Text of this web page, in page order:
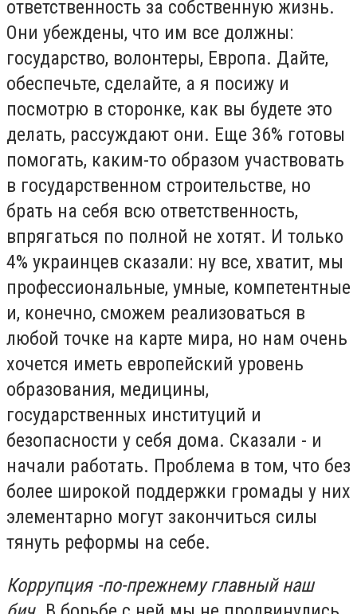
ответственность за собственную жизнь.
Они убеждены, что им все должны:
государство, волонтеры, Европа. Дайте,
обеспечьте, сделайте, а я посижу и
посмотрю в сторонке, как вы будете это
делать, рассуждают они. Еще 36% готовы
помогать, каким-то образом участвовать
в государственном строительстве, но
брать на себя всю ответственность,
впрягаться по полной не хотят. И только
4% украинцев сказали: ну все, хватит, мы
профессиональные, умные, компетентные
и, конечно, сможем реализоваться в
любой точке на карте мира, но нам очень
хочется иметь европейский уровень
образования, медицины,
государственных институций и
безопасности у себя дома. Сказали - и
начали работать. Проблема в том, что без
более широкой поддержки громады у них
элементарно могут закончиться силы
тянуть реформы на себе.
Коррупция -по-прежнему главный наш